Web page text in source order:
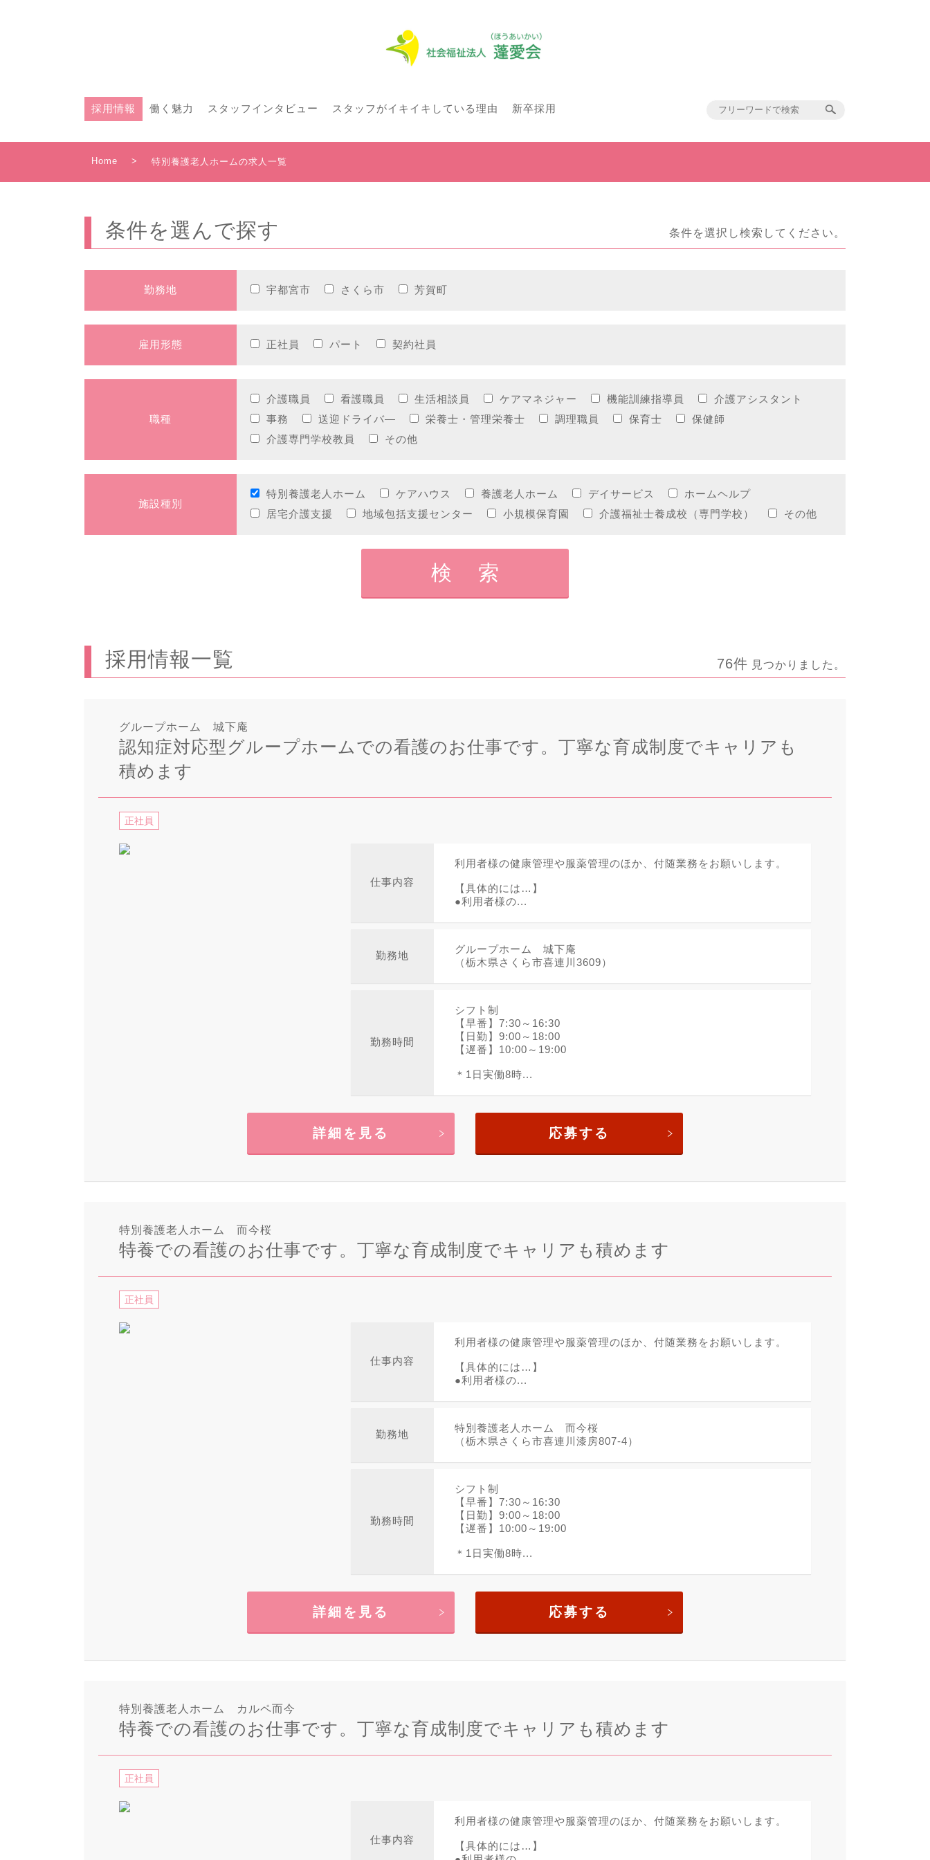
採用情報 働く魅力 スタッフインタビュー スタッフがイキイキしている理由 新卒採用
Home > 特別養護老人ホームの求人一覧
条件を選んで探す 条件を選択し検索してください。
勤務地 宇都宮市 さくら市 芳賀町
雇用形態 正社員 パート 契約社員
職種
介護職員 看護職員 生活相談員 ケアマネジャー 機能訓練指導員
介護アシスタント
事務
送迎ドライバ― 栄養士・管理栄養士 調理職員 保育士
保健師
介護専門学校教員
その他
施設種別
特別養護老人ホーム ケアハウス 養護老人ホーム デイサービス
ホームヘルプ
居宅介護支援
地域包括支援センター 小規模保育園 介護福祉士養成校（専門学校） その他
採用情報一覧 76件 見つかりました。
グループホーム 城下庵
認知症対応型グループホームでの看護のお仕事です。丁寧な育成制度でキャリアも
積めます
正社員
仕事内容
利用者様の健康管理や服薬管理のほか、付随業務をお願いします。
【具体的には…】
●利用者様の...
勤務地
グループホーム 城下庵
（栃木県さくら市喜連川3609）
勤務時間
シフト制
【早番】7:30～16:30
【日勤】9:00～18:00
【遅番】10:00～19:00
＊1日実働8時...
詳細を見る 応募する
特別養護老人ホーム 而今桜
特養での看護のお仕事です。丁寧な育成制度でキャリアも積めます
正社員
仕事内容
利用者様の健康管理や服薬管理のほか、付随業務をお願いします。
【具体的には…】
●利用者様の...
勤務地
特別養護老人ホーム 而今桜
（栃木県さくら市喜連川漆房807-4）
勤務時間
シフト制
【早番】7:30～16:30
【日勤】9:00～18:00
【遅番】10:00～19:00
＊1日実働8時...
詳細を見る 応募する
特別養護老人ホーム カルペ而今
特養での看護のお仕事です。丁寧な育成制度でキャリアも積めます
正社員
仕事内容
利用者様の健康管理や服薬管理のほか、付随業務をお願いします。
【具体的には…】